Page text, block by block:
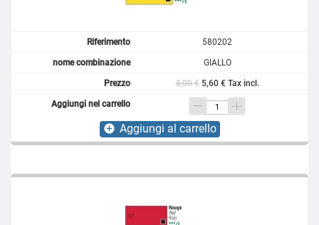
580202
GIALLO
8,00 € 5,60 € Tax incl.
add_circle Aggiungi al carrello